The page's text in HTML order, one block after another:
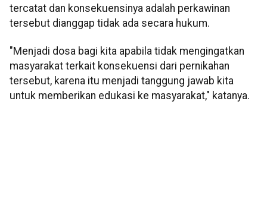
tercatat dan konsekuensinya adalah perkawinan
tersebut dianggap tidak ada secara hukum.
"Menjadi dosa bagi kita apabila tidak mengingatkan
masyarakat terkait konsekuensi dari pernikahan
tersebut, karena itu menjadi tanggung jawab kita
untuk memberikan edukasi ke masyarakat," katanya.